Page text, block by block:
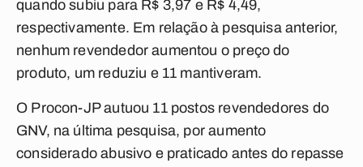
quando subiu para R$ 3,97 e R$ 4,49,
respectivamente. Em relação à pesquisa anterior,
nenhum revendedor aumentou o preço do
produto, um reduziu e 11 mantiveram.
O Procon-JP autuou 11 postos revendedores do
GNV, na última pesquisa, por aumento
considerado abusivo e praticado antes do repasse